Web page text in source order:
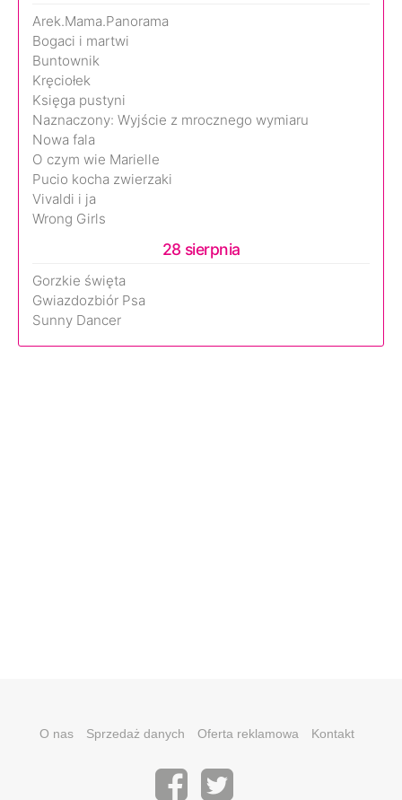
Arek.Mama.Panorama
Bogaci i martwi
Buntownik
Kręciołek
Księga pustyni
Naznaczony: Wyjście z mrocznego wymiaru
Nowa fala
O czym wie Marielle
Pucio kocha zwierzaki
Vivaldi i ja
Wrong Girls
28 sierpnia
Gorzkie święta
Gwiazdozbiór Psa
Sunny Dancer
O nas Sprzedaż danych Oferta reklamowa Kontakt